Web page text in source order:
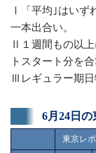
Ⅰ「平均｣はいず
一本出合い。
Ⅱ１週間もの以
トスタート分を合
Ⅲレギュラー期日
6月24日
東京レ